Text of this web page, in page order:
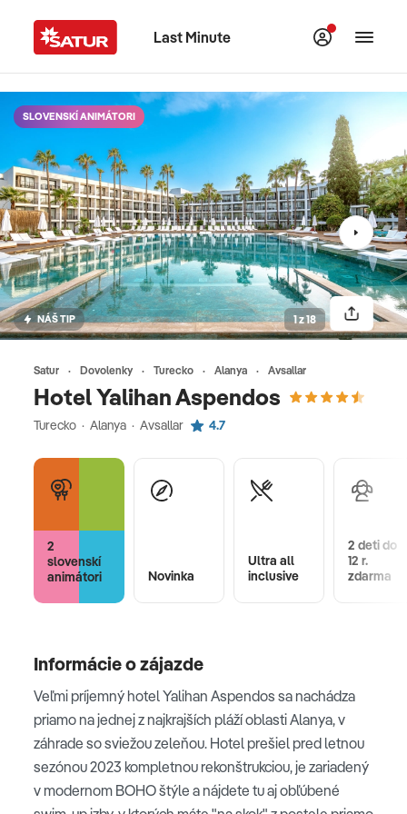
Last Minute
Satur Dovolenky Turecko Alanya Avsallar
Hotel Yalihan Aspendos
Turecko · Alanya · Avsallar 4.7
SLOVENSKÍ ANIMÁTORI
NÁŠ TIP 1 z 18
2
slovenskí
animátori
Novinka
Ultra all
inclusive
2 deti do
12 r.
zdarma
Informácie o zájazde
Veľmi príjemný hotel Yalihan Aspendos sa nachádza
priamo na jednej z najkrajších pláží oblasti Alanya, v
záhrade so sviežou zeleňou. Hotel prešiel pred letnou
sezónou 2023 kompletnou rekonštrukciou, je zariadený
v modernom BOHO štýle a nájdete tu aj obľúbené